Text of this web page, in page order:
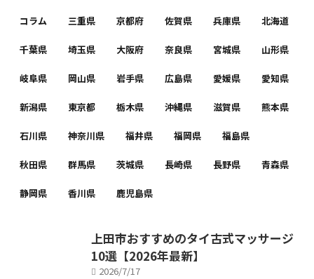
コラム 三重県 京都府 佐賀県 兵庫県 北海道
千葉県 埼玉県 大阪府 奈良県 宮城県 山形県
岐阜県 岡山県 岩手県 広島県 愛媛県 愛知県
新潟県 東京都 栃木県 沖縄県 滋賀県 熊本県
石川県 神奈川県 福井県 福岡県 福島県
秋田県 群馬県 茨城県 長崎県 長野県 青森県
静岡県 香川県 鹿児島県
上田市おすすめのタイ古式マッサージ
10選【2026年最新】
2026/7/17